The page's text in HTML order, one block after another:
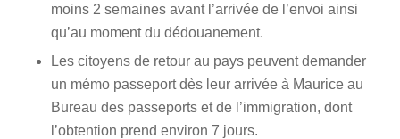
moins 2 semaines avant l’arrivée de l’envoi ainsi
qu’au moment du dédouanement.
Les citoyens de retour au pays peuvent demander
un mémo passeport dès leur arrivée à Maurice au
Bureau des passeports et de l’immigration, dont
l’obtention prend environ 7 jours.